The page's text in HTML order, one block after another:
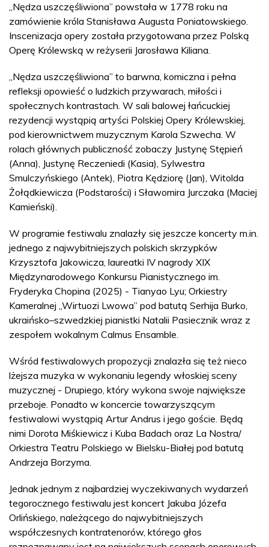
„Nędza uszczęśliwiona” powstała w 1778 roku na
zamówienie króla Stanisława Augusta Poniatowskiego.
Inscenizacja opery została przygotowana przez Polską
Operę Królewską w reżyserii Jarosława Kiliana.
„Nędza uszczęśliwiona” to barwna, komiczna i pełna
refleksji opowieść o ludzkich przywarach, miłości i
społecznych kontrastach. W sali balowej łańcuckiej
rezydencji wystąpią artyści Polskiej Opery Królewskiej,
pod kierownictwem muzycznym Karola Szwecha. W
rolach głównych publiczność zobaczy Justynę Stępień
(Anna), Justynę Reczeniedi (Kasia), Sylwestra
Smulczyńskiego (Antek), Piotra Kędziorę (Jan), Witolda
Żołądkiewicza (Podstarości) i Sławomira Jurczaka (Maciej
Kamieński).
W programie festiwalu znalazły się jeszcze koncerty m.in.
jednego z najwybitniejszych polskich skrzypków
Krzysztofa Jakowicza, laureatki IV nagrody XIX
Międzynarodowego Konkursu Pianistycznego im.
Fryderyka Chopina (2025) - Tianyao Lyu; Orkiestry
Kameralnej „Wirtuozi Lwowa” pod batutą Serhija Burko,
ukraińsko–szwedzkiej pianistki Natalii Pasiecznik wraz z
zespołem wokalnym Calmus Ensamble.
Wśród festiwalowych propozycji znalazła się też nieco
lżejsza muzyka w wykonaniu legendy włoskiej sceny
muzycznej - Drupiego, który wykona swoje największe
przeboje. Ponadto w koncercie towarzyszącym
festiwalowi wystąpią Artur Andrus i jego goście. Będą
nimi Dorota Miśkiewicz i Kuba Badach oraz La Nostra/
Orkiestra Teatru Polskiego w Bielsku-Białej pod batutą
Andrzeja Borzyma.
Jednak jednym z najbardziej wyczekiwanych wydarzeń
tegorocznego festiwalu jest koncert Jakuba Józefa
Orlińskiego, należącego do najwybitniejszych
współczesnych kontratenorów, którego głos